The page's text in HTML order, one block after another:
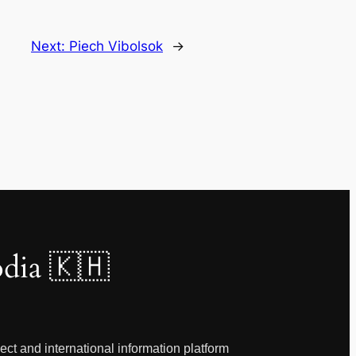
Next: Piech Vibolsok →
🇰🇭
and international information platform